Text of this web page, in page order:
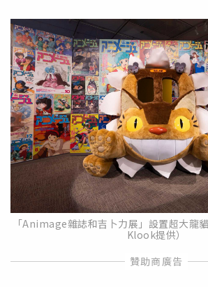
「Animage雜誌和吉卜力展」設置超大龍
Klook提供）